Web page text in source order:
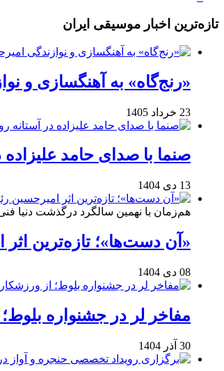
تازه‌ترین اخبار موسیقی ایران
«رنج‌گاه» به آهنگسازی و
23 خرداد 1405
صنما با صدای حامد
13 دی 1404
هم‌زمان با نهمین سالگرد درگذشت دنیا فنی
«آن دست‌ها»؛ تازه‌ترین
08 دی 1404
مفاخر لر در جشنواره
30 آذر 1404